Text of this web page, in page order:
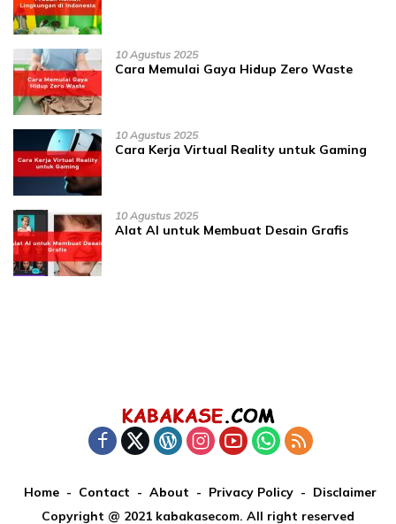
10 Agustus 2025
Cara Memulai Gaya Hidup Zero Waste
10 Agustus 2025
Cara Kerja Virtual Reality untuk Gaming
10 Agustus 2025
Alat AI untuk Membuat Desain Grafis
Home Contact About Privacy Policy
Disclaimer
Copyright @ 2021 kabakasecom. All right reserved